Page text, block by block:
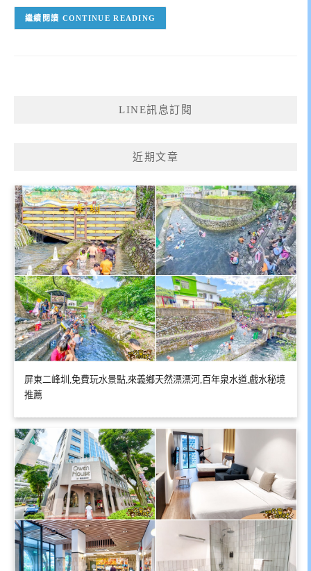
CONTINUE READING
LINE訊息訂閱
近期文章
屏東二峰圳,免費玩水景點,來義鄉天然漂漂河,百年泉水道,戲水秘境
推薦